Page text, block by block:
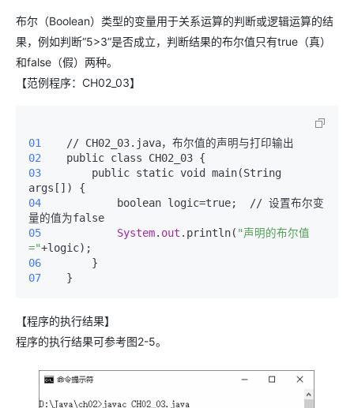
布尔（Boolean）类型的变量用于关系运算的判断或逻辑运算的结
果，例如判断“5>3”是否成立，判断结果的布尔值只有true（真）
和false（假）两种。
【范例程序：CH02_03】
01
02
03
       public static void main(String
04
           boolean logic=true;  // 设置布尔变
05
System. out .println( "声明的布尔值
="
06
07
   }
【程序的执行结果】
程序的执行结果可参考图2-5。